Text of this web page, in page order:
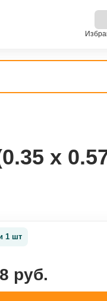
х
1 шт
руб.